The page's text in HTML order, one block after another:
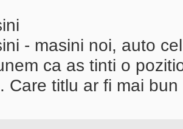
- masini noi, auto
ca as tinti o
Care titlu ar fi mai bun